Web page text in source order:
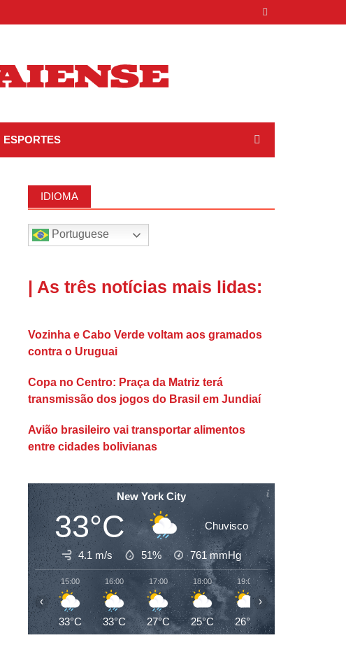
ESPORTES
IDIOMA
Portuguese
| As três notícias mais lidas:
Vozinha e Cabo Verde voltam aos gramados
contra o Uruguai
Copa no Centro: Praça da Matriz terá
transmissão dos jogos do Brasil em Jundiaí
Avião brasileiro vai transportar alimentos
entre cidades bolivianas
New York City
33°C Chuvisco
4.1 m/s 51% 761mmHg
15:00
33°C
16:00
33°C
17:00
27°C
18:00
25°C
19:00
26°C
‹ ›